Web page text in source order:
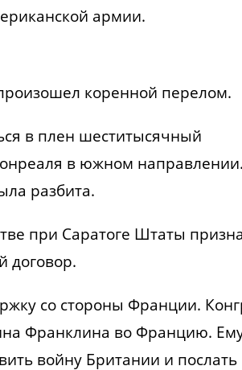
армии.
коренной перелом.
в плен шеститысячный
в южном
разбита.
при Саратоге Штаты
договор.
со стороны Франции.
Франклина во Францию.
войну Британии и послать